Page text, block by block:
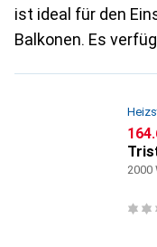
ist ideal für den
Balkonen. Es
CHF
2000